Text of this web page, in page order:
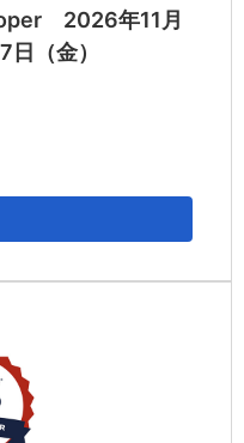
2026年11月
（金）